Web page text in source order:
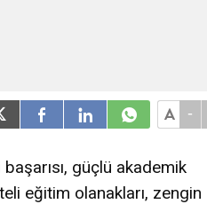
-
güçlü akademik
eğitim olanakları, zengin